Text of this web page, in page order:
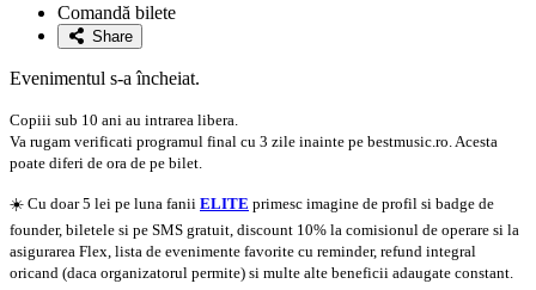
favoriteComandă bilete
Share
Evenimentul s-a încheiat.
Copiii sub 10 ani au intrarea libera.
Va rugam verificati programul final cu 3 zile inainte pe bestmusic.ro. Acesta
poate diferi de ora de pe bilet.
☀️ Cu doar 5 lei pe luna fanii ELITE primesc imagine de profil si badge de
founder, biletele si pe SMS gratuit, discount 10% la comisionul de operare si la
asigurarea Flex, lista de evenimente favorite cu reminder, refund integral
oricand (daca organizatorul permite) si multe alte beneficii adaugate constant.